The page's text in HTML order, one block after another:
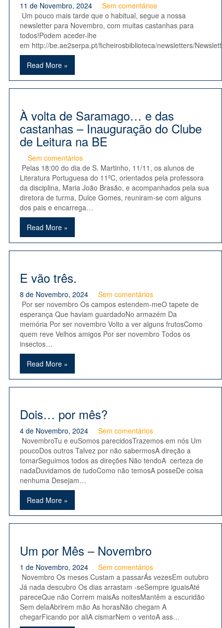
11 de Novembro, 2024
Sem comentários
Um pouco mais tarde que o habitual, segue a nossa
newsletter para Novembro, com muitas castanhas para
todos!Podem aceder-lhe
em http://be.ae2serpa.pt/ficheirosbiblioteca/newsletters/
Read More »
À volta de Saramago… e das
castanhas – Inauguração do Clube
de Leitura na BE
Sem comentários
Pelas 18:00 do dia de S. Martinho, 11/11, os alunos de
Literatura Portuguesa do 11ºC, orientados pela professora
da disciplina, Maria João Brasão, e acompanhados pela sua
diretora de turma, Dulce Gomes, reuniram-se com alguns
dos pais e encarrega…
Read More »
E vão três.
8 de Novembro, 2024
Sem comentários
Por ser novembro Os campos estendem-meO tapete de
esperança Que haviam guardadoNo armazém Da
memória Por ser novembro Volto a ver alguns frutosComo
quem reve Velhos amigos Por ser novembro Todos os
insectos…
Read More »
Dois… por mês?
4 de Novembro, 2024
Sem comentários
NovembroTu e euSomos parecidosTrazemos em nós Um
poucoDos outros Talvez por não sabermosA direção a
tomarSeguimos todos as direções Não tendoA certeza de
nadaDuvidamos de tudoComo não temosA posseDe coisa
nenhuma Desejam…
Read More »
Um por Mês – Novembro
1 de Novembro, 2024
Sem comentários
Novembro Os meses Custam a passarÁs vezesEm outubro
Já nada descubro Os dias arrastam -seSempre iguaisAté
pareceQue não Correm maisAs noitesMantêm a escuridão
Sem delaAbrirem mão As horasNão chegam A
chegarFicando por aliA cismarNem o ventoA ass…